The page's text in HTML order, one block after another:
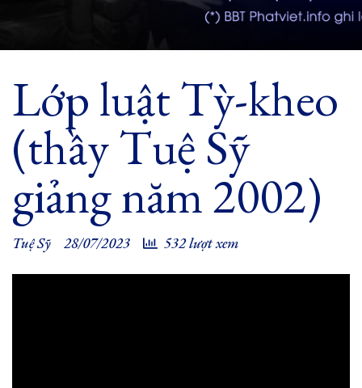
Lớp luật Tỳ-kheo
(thầy Tuệ Sỹ
giảng năm 2002)
Tuệ Sỹ 28/07/2023 532 lượt xem